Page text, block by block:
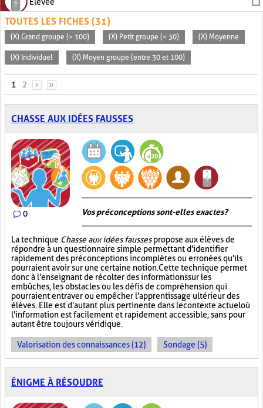
TOUTES LES FICHES (31)
(X) Grand groupe (> 100) (X) Petit groupe (< 30) (X) Moyenne
(X) Individuel (X) Moyen groupe (entre 30 et 100)
PAGES
1 2 › »
CHASSE AUX IDÉES FAUSSES
0 Vos préconceptions sont-elles exactes ?
La technique Chasse aux idées faussespropose aux élèves de
répondre à un questionnaire simple permettant d'identifier
rapidement des préconceptions incomplètes ou erronées qu'ils
pourraient avoir sur une certaine notion. Cette technique permet
donc à l'enseignant de récolter des informations sur les
embûches, les obstacles ou les défis de compréhension qui
pourraient entraver ou empêcher l'apprentissage ultérieur des
élèves. Elle est d'autant plus pertinente dans le contexte actuel où
l'information est facilement et rapidement accessible, sans pour
autant être toujours véridique.
Valorisation des connaissances (12) Sondage (5)
ÉNIGME À RÉSOUDRE